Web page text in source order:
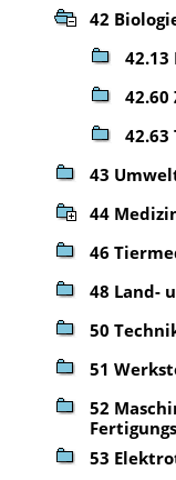
42
42.60
43
44
46
48 Land-
50
51
52
53